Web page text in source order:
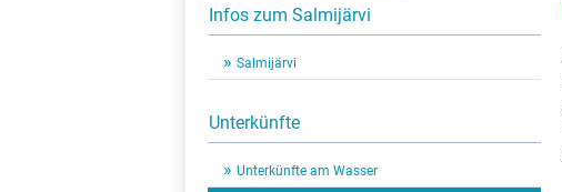
Infos zum Salmijärvi
Salmijärvi
Unterkünfte
Unterkünfte am Wasser